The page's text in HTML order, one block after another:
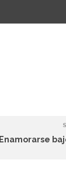
Enamorarse